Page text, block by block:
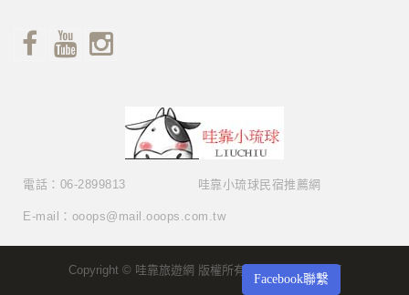
Facebook聯繫
哇靠小琉球民宿推薦網
電話：06-2899813
E-mail：ooops@mail.ooops.com.tw
Copyright © 哇靠旅遊網 版權所有 Copyright © 2017